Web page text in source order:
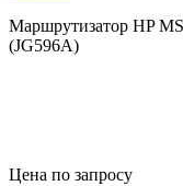
Маршрутизатор HP
(JG596A)
Цена по запросу